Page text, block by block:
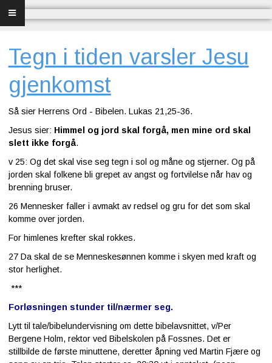
Forsiden
Bibel og sang
Bibelen og Israel
Livet - merkedager
Om Norges Bibelkirke
Nettkirke
oss
Tegn i tiden varsler Jesu
gjenkomst
Så sier Herrens Ord - Bibelen. Lukas 21,25-36.
Jesus sier: Himmel og jord skal forgå, men mine ord skal
slett ikke forgå.
v 25: Og det skal vise seg tegn i sol og måne og stjerner. Og på
jorden skal folkene bli grepet av angst og fortvilelse når hav og
brenning bruser.
26 Mennesker faller i avmakt av redsel og gru for det som skal
komme over jorden.
For himlenes krefter skal rokkes.
27 Da skal de se Menneskesønnen komme i skyen med kraft og
stor herlighet.
***
Forløsningen stunder til/nærmer seg.
Lytt til tale/bibelundervisning om dette bibelavsnittet, v/Per
Bergene Holm, rektor ved Bibelskolen på Fossnes. Det er
stillbilde de første minuttene, deretter åpning ved Martin Fjære og